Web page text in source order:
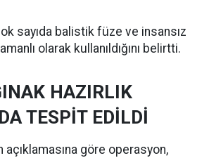
sayıda balistik füze ve insansız
olarak kullanıldığını belirtti.
HAZIRLIK
TESPİT EDİLDİ
göre operasyon,